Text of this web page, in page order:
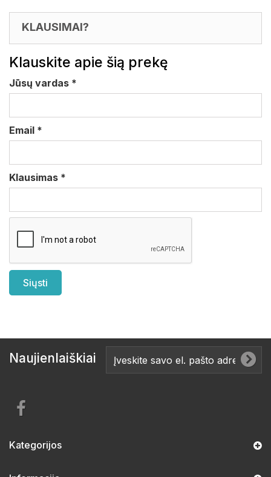
KLAUSIMAI?
Klauskite apie šią prekę
Jūsų vardas *
Email *
Klausimas *
Naujienlaiškiai
Kategorijos